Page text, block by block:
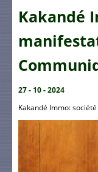
Kakandé
27 - 10 - 2024
Kakandé Immo: